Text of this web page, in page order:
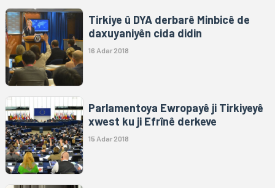
Tirkiye û DYA derbarê Minbicê de
daxuyaniyên cida didin
16 Adar 2018
Parlamentoya Ewropayê ji Tirkiyeyê
xwest ku ji Efrînê derkeve
15 Adar 2018